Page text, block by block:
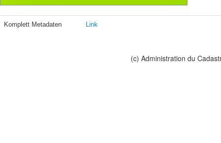
Komplett Metadaten Link
(c) Administration du